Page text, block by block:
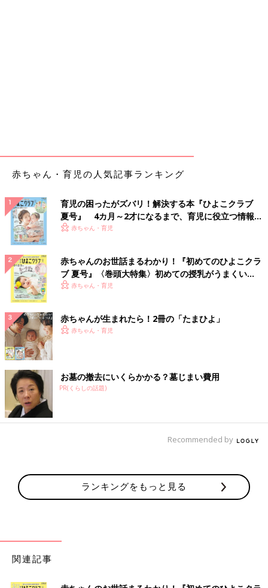
赤ちゃん・育児の人気記事ランキング
育児の困ったがズバリ！解決する本『ひよこクラブ
夏号』 4カ月～2才になるまで、育児に役立つ情報が
いっぱい！
赤ちゃん・育児
赤ちゃんのお世話まるわかり！『初めてのひよこクラ
ブ 夏号』〈巻頭大特集〉初めての授乳がうまくい
く！ おっぱい・ミルクの基本と夏のトラブル 解決テ
赤ちゃん・育児
赤ちゃんが生まれたら！2冊の「たまひよ」
赤ちゃん・育児
お墓の撤去にいくらかかる？墓じまい費用
PR(くらしの話題)
Recommended by
ランキングをもっと見る
関連記事